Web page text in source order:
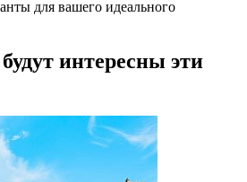
для вашего идеального
интересны эти